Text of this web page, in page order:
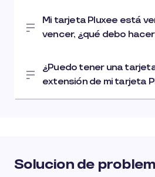
Mi tarjeta Pluxee está
vencer, ¿qué debo
¿Puedo tener una
extensión de mi tarjeta
Solucion de